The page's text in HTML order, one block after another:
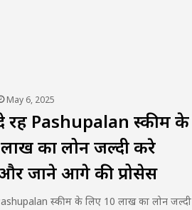
May 6, 2025
रहीं Pashupalan स्कीम के
का लोन जल्दी करे
जाने आगे की प्रोसेस
स्कीम के लिए 10 लाख का लोन जल्दी